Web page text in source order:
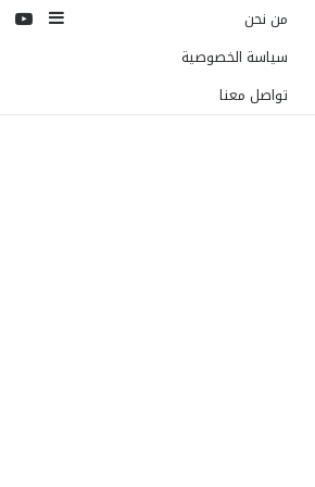
من نحن
سياسة الخصوصية
تواصل معنا
إضافة